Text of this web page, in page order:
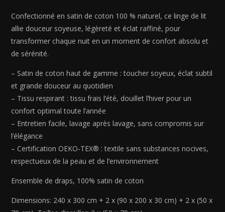
Uni
baratta
01
240
2
x
(90
200
x
30
Confectionné en satin de coton 100 % naturel, ce linge de lit
allie douceur soyeuse, légèreté et éclat raffiné, pour
transformer chaque nuit en un moment de confort absolu et
de sérénité.
– Satin de coton haut de gamme : toucher soyeux, éclat subtil
et grande douceur au quotidien
– Tissu respirant : tissu frais l’été, douillet l’hiver pour un
confort optimal toute l’année
– Entretien facile, lavage après lavage, sans compromis sur
l’élégance
– Certification OEKO-TEX® : textile sans substances nocives,
respectueux de la peau et de l’environnement
Ensemble de draps, 100% satin de coton
Dimensions: 240 x 300 cm + 2 x (90 x 200 x 30 cm) + 2 x (50 x